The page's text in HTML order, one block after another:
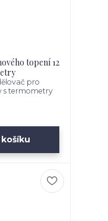
topení 12
pro
s termometry